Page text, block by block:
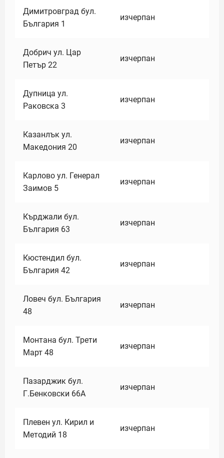
Димитровград бул.
България 1
изчерпан
Добрич ул. Цар
Петър 22
изчерпан
Дупница ул.
Раковска 3
изчерпан
Казанлък ул.
Македония 20
изчерпан
Карлово ул. Генерал
Заимов 5
изчерпан
Кърджали бул.
България 63
изчерпан
Кюстендил бул.
България 42
изчерпан
Ловеч бул. България
48
изчерпан
Монтана бул. Трети
Март 48
изчерпан
Пазарджик бул.
Г.Бенковски 66А
изчерпан
Плевен ул. Кирил и
Методий 18
изчерпан